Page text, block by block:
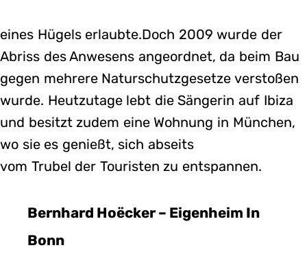
eines Hügels erlaubte.Doch 2009 wurde der
Abriss des Anwesens angeordnet, da beim Bau
gegen mehrere Naturschutzgesetze verstoßen
wurde. Heutzutage lebt die Sängerin auf Ibiza
und besitzt zudem eine Wohnung in München,
wo sie es genießt, sich abseits
vom Trubel der Touristen zu entspannen.
Bernhard Hoëcker – Eigenheim In
Bonn